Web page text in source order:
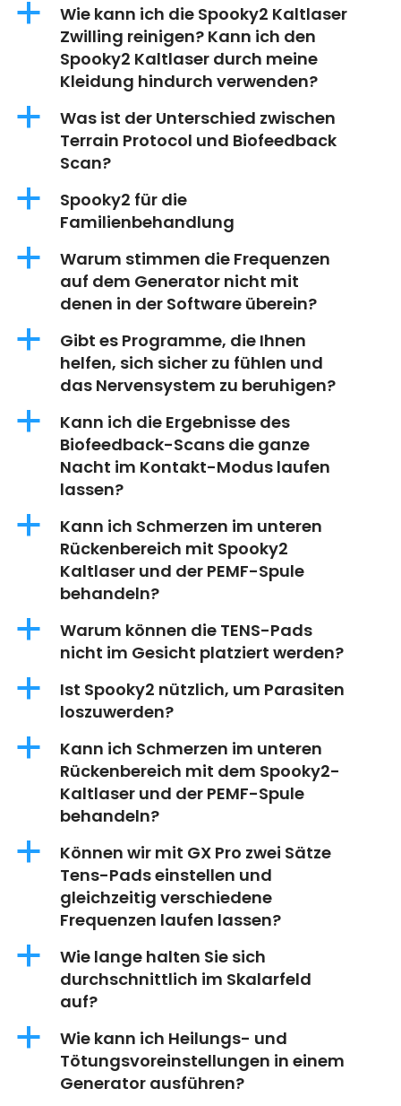
a
Wie kann ich die Spooky2 Kaltlaser
Zwilling reinigen? Kann ich den
Spooky2 Kaltlaser durch meine
Kleidung hindurch verwenden?
a
Was ist der Unterschied zwischen
Terrain Protocol und Biofeedback
Scan?
a
Spooky2 für die
Familienbehandlung
a
Warum stimmen die Frequenzen
auf dem Generator nicht mit
denen in der Software überein?
a
Gibt es Programme, die Ihnen
helfen, sich sicher zu fühlen und
das Nervensystem zu beruhigen?
a
Kann ich die Ergebnisse des
Biofeedback-Scans die ganze
Nacht im Kontakt-Modus laufen
lassen?
a
Kann ich Schmerzen im unteren
Rückenbereich mit Spooky2
Kaltlaser und der PEMF-Spule
behandeln?
a
Warum können die TENS-Pads
nicht im Gesicht platziert werden?
a
Ist Spooky2 nützlich, um Parasiten
loszuwerden?
a
Kann ich Schmerzen im unteren
Rückenbereich mit dem Spooky2-
Kaltlaser und der PEMF-Spule
behandeln?
a
Können wir mit GX Pro zwei Sätze
Tens-Pads einstellen und
gleichzeitig verschiedene
Frequenzen laufen lassen?
a
Wie lange halten Sie sich
durchschnittlich im Skalarfeld
auf?
a
Wie kann ich Heilungs- und
Tötungsvoreinstellungen in einem
Generator ausführen?